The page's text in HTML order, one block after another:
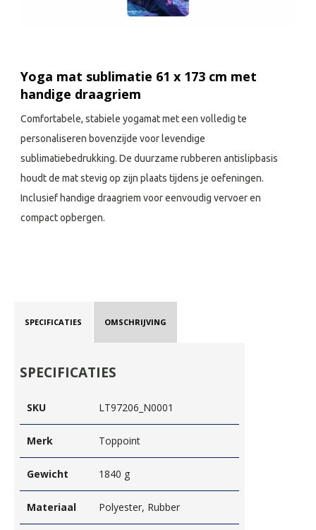
Yoga mat sublimatie 61 x 173 cm met
handige draagriem
Comfortabele, stabiele yogamat met een volledig te
personaliseren bovenzijde voor levendige
sublimatiebedrukking. De duurzame rubberen antislipbasis
houdt de mat stevig op zijn plaats tijdens je oefeningen.
Inclusief handige draagriem voor eenvoudig vervoer en
compact opbergen.
SPECIFICATIES OMSCHRIJVING
SPECIFICATIES
SKU LT97206_N0001
Merk Toppoint
Gewicht 1840 g
Materiaal Polyester, Rubber